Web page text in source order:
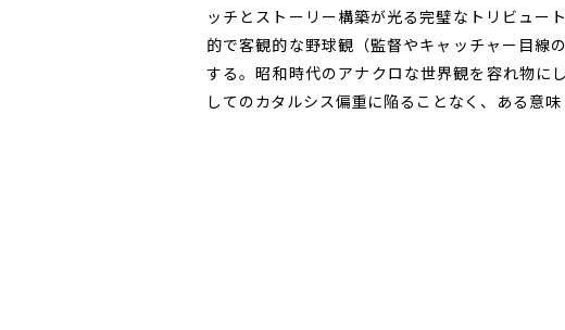
ッチとストーリー構築が光る完璧なトリビュー
的で客観的な野球観（監督やキャッチャー目線
する。昭和時代のアナクロな世界観を容れ物に
してのカタルシス偏重に陥ることなく、ある意味